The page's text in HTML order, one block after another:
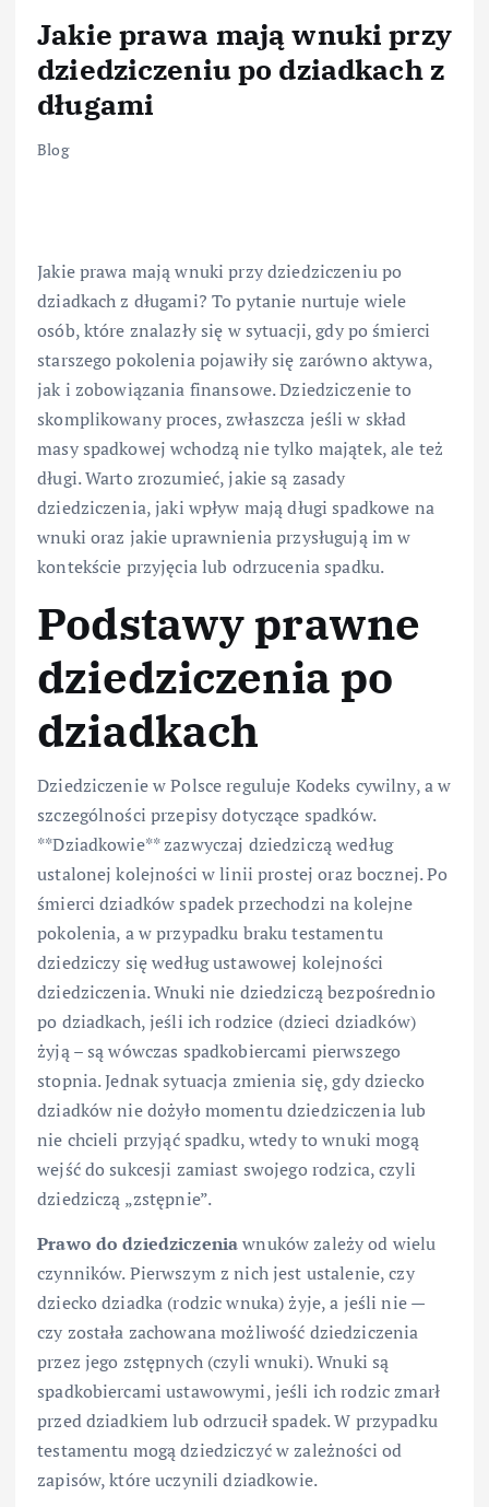
Jakie prawa mają wnuki przy
dziedziczeniu po dziadkach z
długami
Blog
Jakie prawa mają wnuki przy dziedziczeniu po
dziadkach z długami? To pytanie nurtuje wiele
osób, które znalazły się w sytuacji, gdy po śmierci
starszego pokolenia pojawiły się zarówno aktywa,
jak i zobowiązania finansowe. Dziedziczenie to
skomplikowany proces, zwłaszcza jeśli w skład
masy spadkowej wchodzą nie tylko majątek, ale też
długi. Warto zrozumieć, jakie są zasady
dziedziczenia, jaki wpływ mają długi spadkowe na
wnuki oraz jakie uprawnienia przysługują im w
kontekście przyjęcia lub odrzucenia spadku.
Podstawy prawne
dziedziczenia po
dziadkach
Dziedziczenie w Polsce reguluje Kodeks cywilny, a w
szczególności przepisy dotyczące spadków.
**Dziadkowie** zazwyczaj dziedziczą według
ustalonej kolejności w linii prostej oraz bocznej. Po
śmierci dziadków spadek przechodzi na kolejne
pokolenia, a w przypadku braku testamentu
dziedziczy się według ustawowej kolejności
dziedziczenia. Wnuki nie dziedziczą bezpośrednio
po dziadkach, jeśli ich rodzice (dzieci dziadków)
żyją – są wówczas spadkobiercami pierwszego
stopnia. Jednak sytuacja zmienia się, gdy dziecko
dziadków nie dożyło momentu dziedziczenia lub
nie chcieli przyjąć spadku, wtedy to wnuki mogą
wejść do sukcesji zamiast swojego rodzica, czyli
dziedziczą „zstępnie”.
Prawo do dziedziczeniawnuków zależy od wielu
czynników. Pierwszym z nich jest ustalenie, czy
dziecko dziadka (rodzic wnuka) żyje, a jeśli nie —
czy została zachowana możliwość dziedziczenia
przez jego zstępnych (czyli wnuki). Wnuki są
spadkobiercami ustawowymi, jeśli ich rodzic zmarł
przed dziadkiem lub odrzucił spadek. W przypadku
testamentu mogą dziedziczyć w zależności od
zapisów, które uczynili dziadkowie.